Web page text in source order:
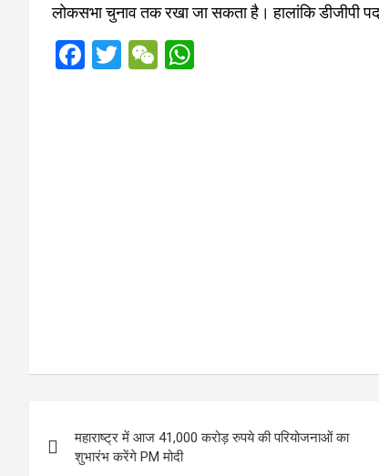
लोकसभा चुनाव तक रखा जा सकता है। हालांकि डीजीपी
F
T
W
महाराष्ट्र में आज 41,000 करोड़ रुपये की परियोजनाओं का
शुभारंभ करेंगे PM मोदी